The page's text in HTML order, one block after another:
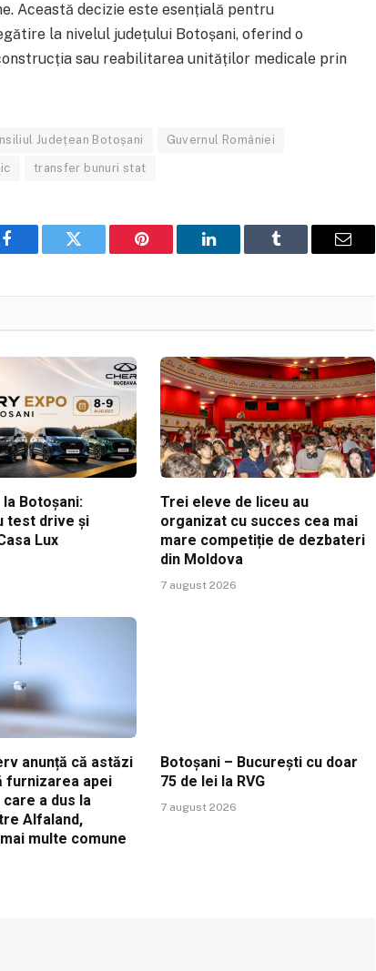
Această decizie este esențială pentru
la nivelul județului Botoșani, oferind o
sau reabilitarea unităților medicale prin
Județean Botoșani Guvernul României
transfer bunuri stat
Facebook Twitter Pinterest LinkedIn Tumblr Email
la Botoșani:
test drive și
Lux
Trei eleve de liceu au
organizat cu succes cea mai
mare competiție de dezbateri
din Moldova
7 august 2026
anunță că astăzi
furnizarea apei
care a dus la
Alfaland,
multe comune
Botoșani – București cu doar
75 de lei la RVG
7 august 2026